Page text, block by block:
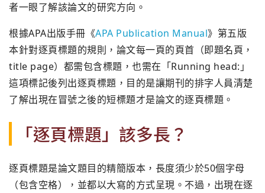
者一眼了解該論文的研究方向。
根據APA出版手冊《APA Publication Manual》第五版
本針對逐頁標題的規則，論文每一頁的頁首（即題名頁，
title page）都需包含標題，也需在「Running head:」
這項標記後列出逐頁標題，目的是讓期刊的排字人員清楚
了解出現在冒號之後的短標題才是論文的逐頁標題。
「逐頁標題」該多長？
逐頁標題是論文題目的精簡版本，長度須少於50個字母
（包含空格），並都以大寫的方式呈現。不過，出現在逐